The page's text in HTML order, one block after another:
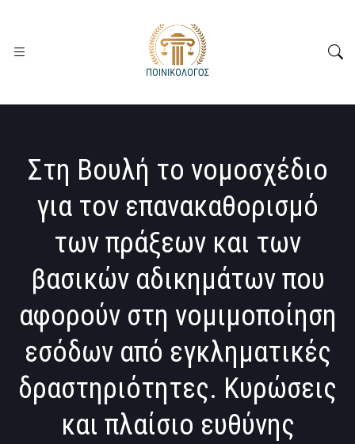
Στη Βουλή το νομοσχέδιο
για τον επανακαθορισμό
των πράξεων και των
βασικών αδικημάτων που
αφορούν στη νομιμοποίηση
εσόδων από εγκληματικές
δραστηριότητες. Κυρώσεις
και πλαίσιο ευθύνης